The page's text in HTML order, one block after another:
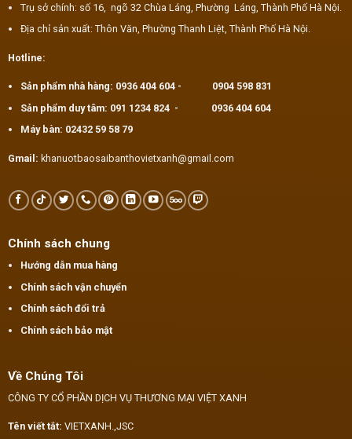
Trụ sở chính: số 16, ngõ 32 Chùa Láng, Phường Láng, Thành Phố Hà Nội.
Địa chỉ sản xuất: Thôn Văn, Phường Thanh Liệt, Thành Phố Hà Nội.
Hotline:
Sản phẩm nhà hàng: 0936 404 604- 0904 598 831
Sản phẩm duy tâm: 091 1234 824 -
0936 404 604
Máy bàn: 02432 59 58 79
Gmail: khanuotbaosaibanthovietxanh@gmail.com
Chính sách chung
Hướng dẫn mua hàng
Chính sách vận chuyển
Chính sách đổi trả
Chính sách bảo mật
Về Chúng Tôi
CÔNG TY CỔ PHẦN DỊCH VỤ THƯƠNG MẠI VIỆT XANH
Tên viết tắt: VIETXANH.,JSC